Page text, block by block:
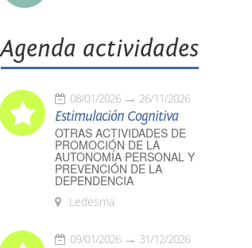
Agenda actividades
08/01/2026 26/11/2026
Estimulación Cognitiva
OTRAS ACTIVIDADES DE
PROMOCIÓN DE LA
AUTONOMÍA PERSONAL Y
PREVENCIÓN DE LA
DEPENDENCIA
Ledesma
09/01/2026 31/12/2026